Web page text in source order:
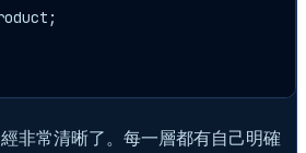
非常清晰了。每一層都有自己明確